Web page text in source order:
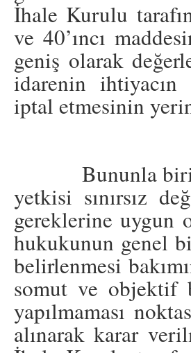
İhale Kurulu
ve 40’ıncı
geniş olarak
idarenin
iptal etmesinin
Bununla
yetkisi sınırsız
gereklerine uygun
hukukunun genel
belirlenmesi
somut ve objektif
yapılmaması
alınarak karar